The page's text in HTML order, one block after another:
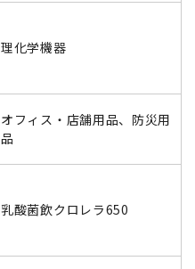
理化学機器
オフィス・店舗用品、防災用
品
乳酸菌飲クロレラ650